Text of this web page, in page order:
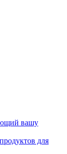
вашу
для